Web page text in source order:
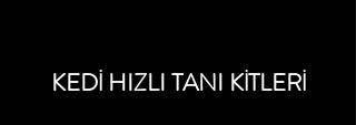
KEDİ HIZLI TANI KİTLERİ